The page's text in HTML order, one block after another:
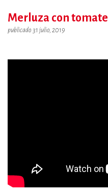
Merluza con tomate
publicado 31 julio, 2019